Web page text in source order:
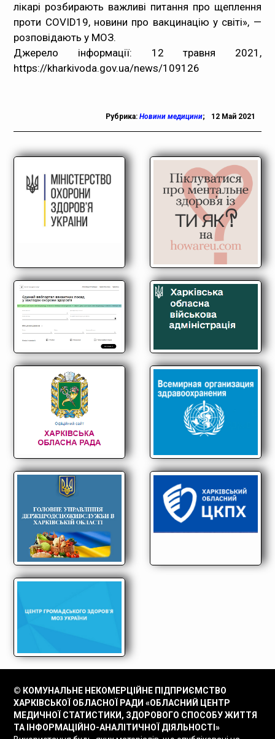
Контакти
Карта сайта
лікарі розбирають важливі питання про щеплення
проти COVID19, новини про вакцинацію у світі», —
розповідають у МОЗ.
Джерело інформації: 12 травня 2021,
https://kharkivoda.gov.ua/news/109126
Рубрика: Новини медицини; 12 Май 2021
© КОМУНАЛЬНЕ НЕКОМЕРЦІЙНЕ ПІДПРИЄМСТВО
ХАРКІВСЬКОЇ ОБЛАСНОЇ РАДИ «ОБЛАСНИЙ ЦЕНТР
МЕДИЧНОЇ СТАТИСТИКИ, ЗДОРОВОГО СПОСОБУ ЖИТТЯ
ТА ІНФОРМАЦІЙНО-АНАЛІТИЧНОЇ ДІЯЛЬНОСТІ»